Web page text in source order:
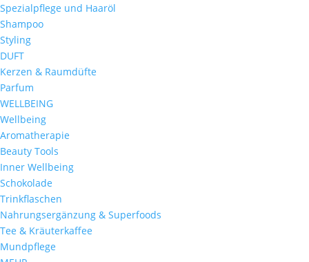
Spezialpflege und Haaröl
Shampoo
Styling
DUFT
Kerzen & Raumdüfte
Parfum
WELLBEING
Wellbeing
Aromatherapie
Beauty Tools
Inner Wellbeing
Schokolade
Trinkflaschen
Nahrungsergänzung & Superfoods
Tee & Kräuterkaffee
Mundpflege